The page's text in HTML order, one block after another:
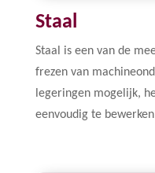
Staal
Staal is een van de
frezen van
legeringen mogelijk,
eenvoudig te